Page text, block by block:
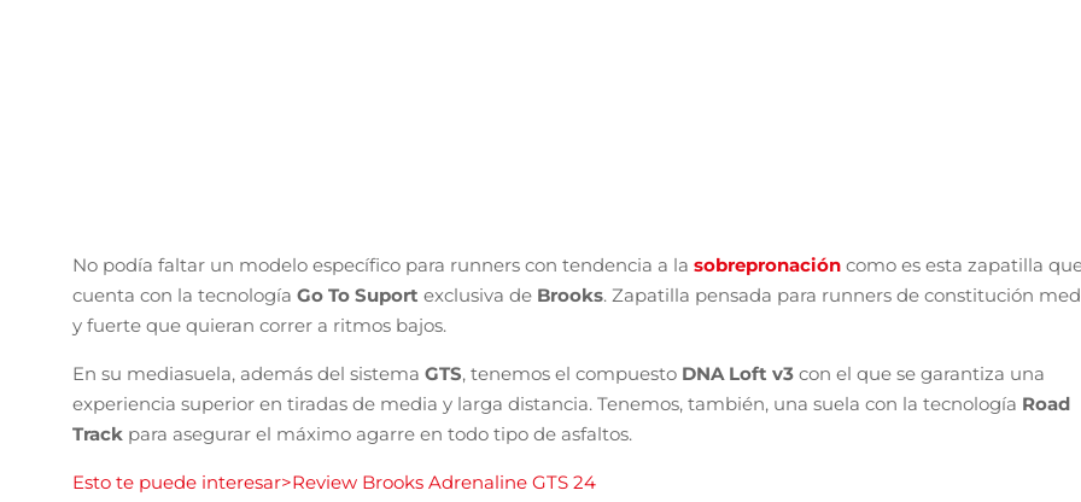
No podía faltar un modelo específico para runners con tendencia a la sobrepronación como es esta zapatilla
cuenta con la tecnología Go To Suport exclusiva de Brooks. Zapatilla pensada para runners de constitución
y fuerte que quieran correr a ritmos bajos.
En su mediasuela, además del sistema GTS, tenemos el compuesto DNA Loft v3 con el que se garantiza una
experiencia superior en tiradas de media y larga distancia. Tenemos, también, una suela con la tecnología Road
Track para asegurar el máximo agarre en todo tipo de asfaltos.
Esto te puede interesar>Review Brooks Adrenaline GTS 24